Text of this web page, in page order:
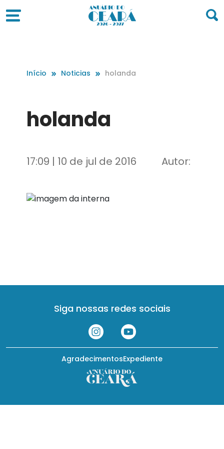
Início Noticias holanda
holanda
17:09 | 10 de jul de 2016 Autor:
Siga nossas redes sociais
Expediente
Agradecimentos